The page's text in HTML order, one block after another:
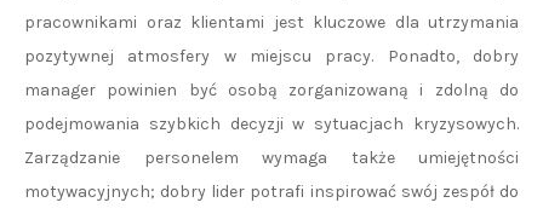
pracownikami oraz klientami jest kluczowe dla utrzymania
pozytywnej atmosfery w miejscu pracy. Ponadto, dobry
manager powinien być osobą zorganizowaną i zdolną do
podejmowania szybkich decyzji w sytuacjach kryzysowych.
Zarządzanie personelem wymaga także umiejętności
motywacyjnych; dobry lider potrafi inspirować swój zespół do